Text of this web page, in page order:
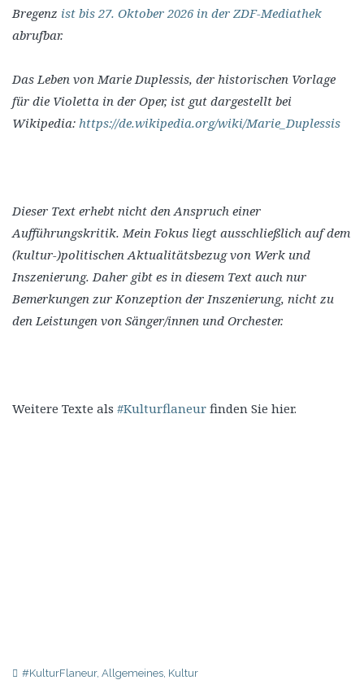
Bregenz ist bis 27. Oktober 2026 in der ZDF-Mediathek
abrufbar.
Das Leben von Marie Duplessis, der historischen Vorlage
für die Violetta in der Oper, ist gut dargestellt bei
Wikipedia: https://de.wikipedia.org/wiki/Marie_Duplessis
Dieser Text erhebt nicht den Anspruch einer
Aufführungskritik. Mein Fokus liegt ausschließlich auf dem
(kultur-)politischen Aktualitätsbezug von Werk und
Inszenierung. Daher gibt es in diesem Text auch nur
Bemerkungen zur Konzeption der Inszenierung, nicht zu
den Leistungen von Sänger/innen und Orchester.
Weitere Texte als #Kulturflaneur finden Sie hier.
#KulturFlaneur, Allgemeines Kultur